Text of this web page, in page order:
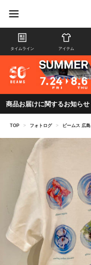
タイムライン アイテム
商品お届けに関するお知らせ
TOP > フォトログ > ビームス 広島